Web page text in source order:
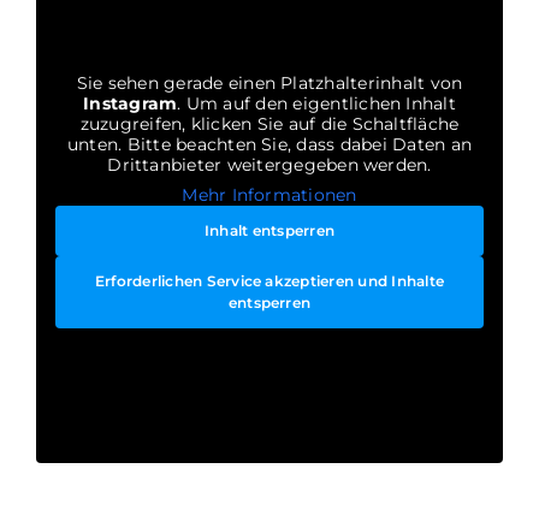
Sie sehen gerade einen Platzhalterinhalt von
Instagram. Um auf den eigentlichen Inhalt
zuzugreifen, klicken Sie auf die Schaltfläche
unten. Bitte beachten Sie, dass dabei Daten an
Drittanbieter weitergegeben werden.
Mehr Informationen
Inhalt entsperren
Erforderlichen Service akzeptieren und Inhalte
entsperren